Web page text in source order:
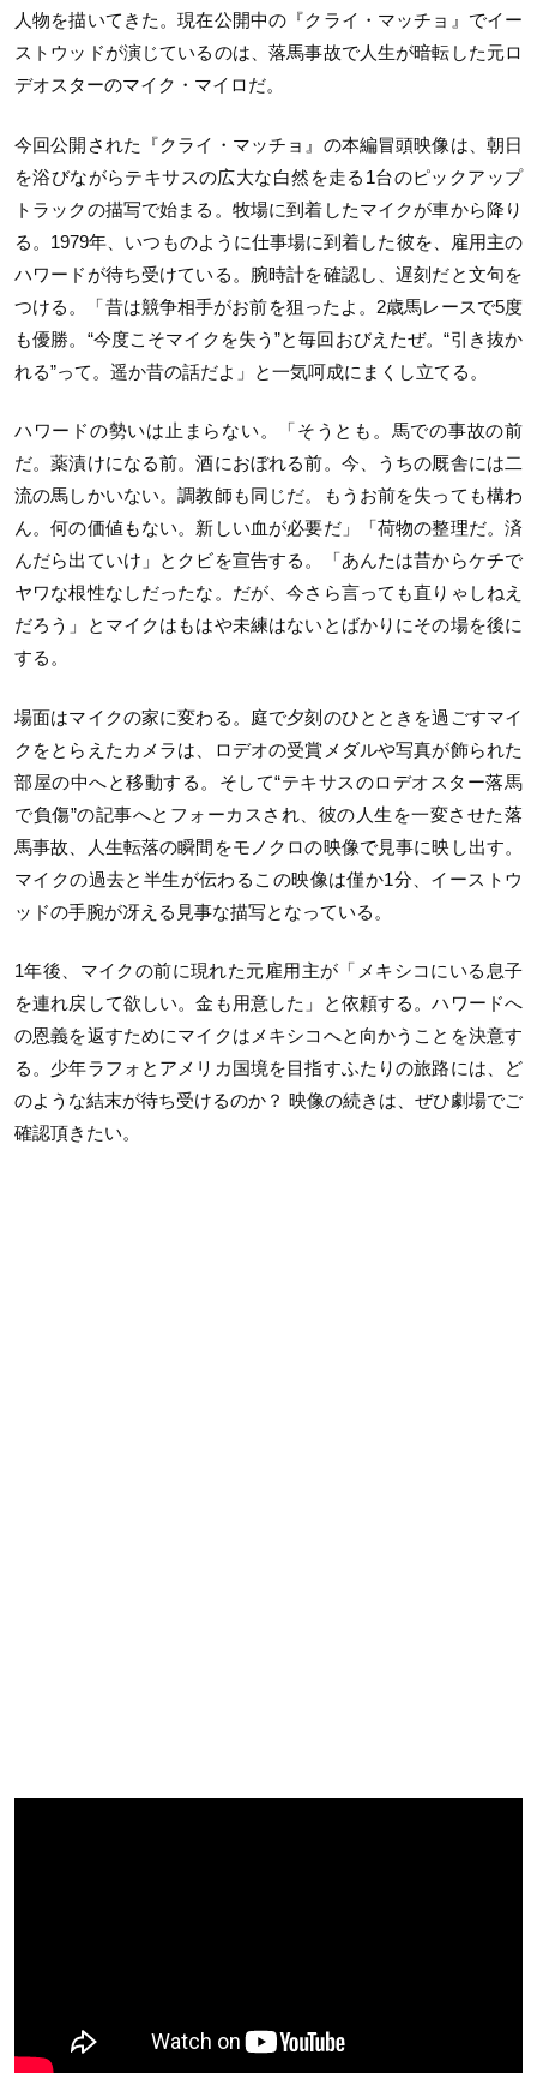
人物を描いてきた。現在公開中の『クライ・マッチョ』でイー
ストウッドが演じているのは、落馬事故で人生が暗転した元ロ
デオスターのマイク・マイロだ。
今回公開された『クライ・マッチョ』の本編冒頭映像は、朝日
を浴びながらテキサスの広大な白然を走る1台のピックアップ
トラックの描写で始まる。牧場に到着したマイクが車から降り
る。1979年、いつものように仕事場に到着した彼を、雇用主の
ハワードが待ち受けている。腕時計を確認し、遅刻だと文句を
つける。「昔は競争相手がお前を狙ったよ。2歳馬レースで5度
も優勝。“今度こそマイクを失う”と毎回おびえたぜ。“引き抜か
れる”って。遥か昔の話だよ」と一気呵成にまくし立てる。
ハワードの勢いは止まらない。「そうとも。馬での事故の前
だ。薬漬けになる前。酒におぼれる前。今、うちの厩舎には二
流の馬しかいない。調教師も同じだ。もうお前を失っても構わ
ん。何の価値もない。新しい血が必要だ」「荷物の整理だ。済
んだら出ていけ」とクビを宣告する。「あんたは昔からケチで
ヤワな根性なしだったな。だが、今さら言っても直りゃしねえ
だろう」とマイクはもはや未練はないとばかりにその場を後に
する。
場面はマイクの家に変わる。庭で夕刻のひとときを過ごすマイ
クをとらえたカメラは、ロデオの受賞メダルや写真が飾られた
部屋の中へと移動する。そして“テキサスのロデオスター落馬
で負傷”の記事へとフォーカスされ、彼の人生を一変させた落
馬事故、人生転落の瞬間をモノクロの映像で見事に映し出す。
マイクの過去と半生が伝わるこの映像は僅か1分、イーストウ
ッドの手腕が冴える見事な描写となっている。
1年後、マイクの前に現れた元雇用主が「メキシコにいる息子
を連れ戻して欲しい。金も用意した」と依頼する。ハワードへ
の恩義を返すためにマイクはメキシコへと向かうことを決意す
る。少年ラフォとアメリカ国境を目指すふたりの旅路には、ど
のような結末が待ち受けるのか？ 映像の続きは、ぜひ劇場でご
確認頂きたい。